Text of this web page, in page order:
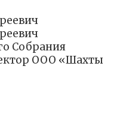
Собрания
ООО «Шахты